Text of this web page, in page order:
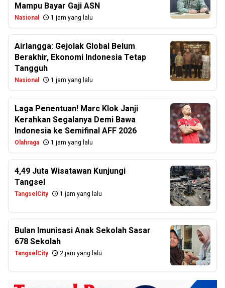
Mampu Bayar Gaji ASN
Nasional 1 jam yang lalu
Airlangga: Gejolak Global Belum
Berakhir, Ekonomi Indonesia Tetap
Tangguh
Nasional 1 jam yang lalu
Laga Penentuan! Marc Klok Janji
Kerahkan Segalanya Demi Bawa
Indonesia ke Semifinal AFF 2026
Olahraga 1 jam yang lalu
4,49 Juta Wisatawan Kunjungi
Tangsel
TangselCity 1 jam yang lalu
Bulan Imunisasi Anak Sekolah Sasar
678 Sekolah
TangselCity 2 jam yang lalu